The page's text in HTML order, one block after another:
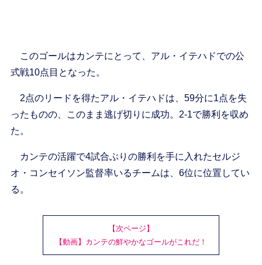
このゴールはカンテにとって、アル・イテハドでの公
式戦10点目となった。
2点のリードを得たアル・イテハドは、59分に1点を失
ったものの、このまま逃げ切りに成功。2-1で勝利を収め
た。
カンテの活躍で4試合ぶりの勝利を手に入れたセルジ
オ・コンセイソン監督率いるチームは、6位に位置してい
る。
【次ページ】
【動画】カンテの鮮やかなゴールがこれだ！